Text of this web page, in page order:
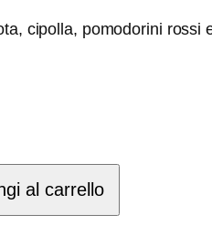
cipolla, pomodorini
al carrello